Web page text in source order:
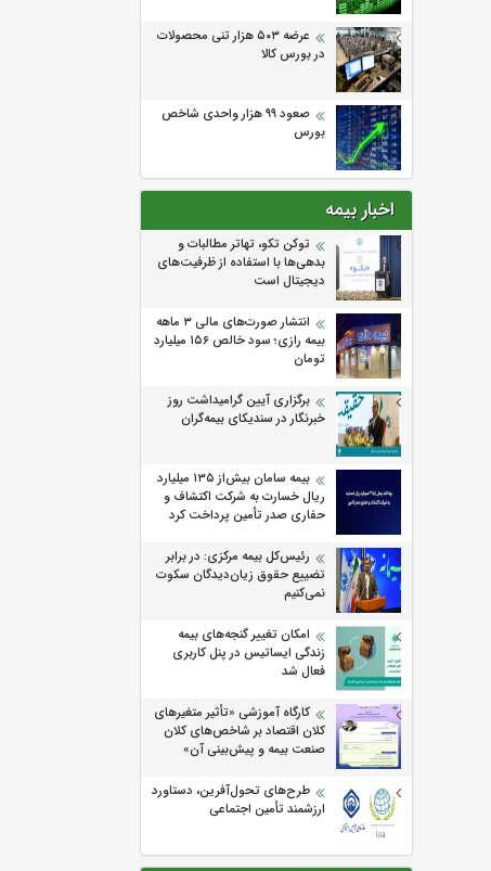
عرضه ۵۰۳ هزار تنی محصولات
در بورس کالا
صعود ۹۹ هزار واحدی شاخص
بورس
اخبار بیمه
توکن تکو، تهاتر مطالبات و
بدهی‌ها با استفاده از ظرفیت‌های
دیجیتال است
انتشار صورت‌های مالی ۳ ماهه
بیمه رازی؛ سود خالص ۱۵۶ میلیارد
تومان
برگزاری آیین گرامیداشت روز
خبرنگار در سندیکای بیمه‌گران
بیمه سامان بیش‌از ۱۳۵ میلیارد
ریال خسارت به شرکت اکتشاف و
حفاری صدر تأمین پرداخت کرد
رئیس‌کل بیمه مرکزی: در برابر
تضییع حقوق زیان‌دیدگان سکوت
نمی‌کنیم
امکان تغییر گنجه‌های بیمه
زندگی ایساتیس در پنل کاربری
فعال شد
كارگاه آموزشی «تأثیر متغیرهای
كلان اقتصاد بر شاخص‌های كلان
صنعت بیمه و پیش‌بینی آن»
طرح‌های تحول‌آفرین، دستاورد
ارزشمند تأمین اجتماعی